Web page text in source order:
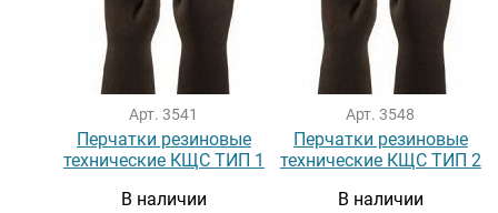
Арт. 3541
Перчатки резиновые
технические КЩС ТИП 1
В наличии
Арт. 3548
Перчатки резиновые
технические КЩС ТИП 2
В наличии